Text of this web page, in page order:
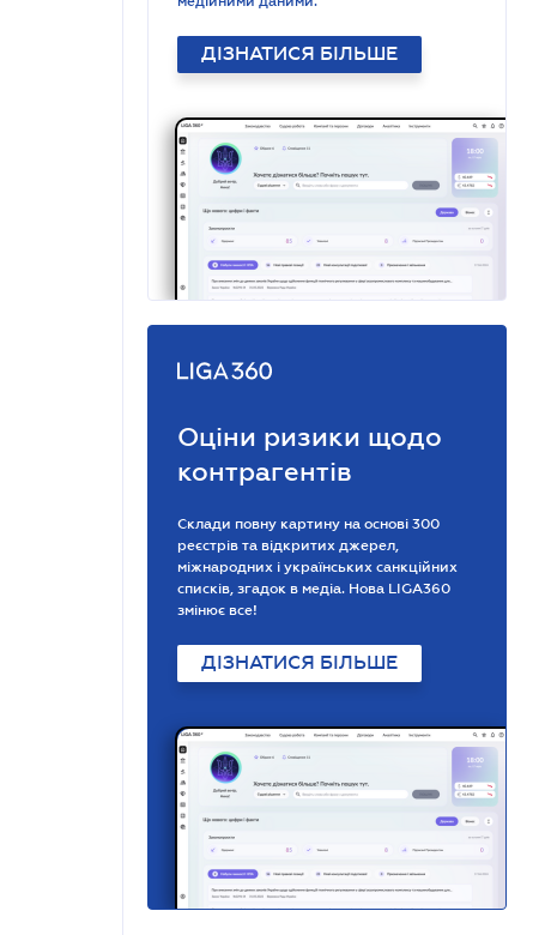
ДІЗНАТИСЯ БІЛЬШЕ
Оціни ризики щодо
контрагентів
Склади повну картину на основі 300
реєстрів та відкритих джерел,
міжнародних і українських санкційних
списків, згадок в медіа. Нова LIGA360
змінює все!
ДІЗНАТИСЯ БІЛЬШЕ